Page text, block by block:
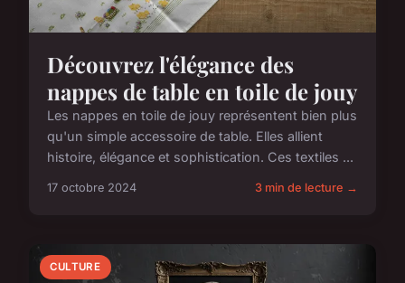
Découvrez l'élégance des
nappes de table en toile de jouy
Les nappes en toile de jouy représentent bien plus
qu'un simple accessoire de table. Elles allient
histoire, élégance et sophistication. Ces textiles ...
17 octobre 2024 3 min de lecture →
CULTURE